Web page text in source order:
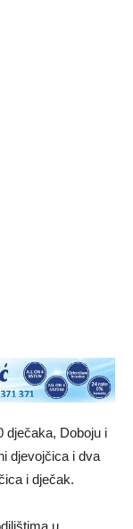
dječaka, Doboju i
djevojčica i dva
i dječak.
u